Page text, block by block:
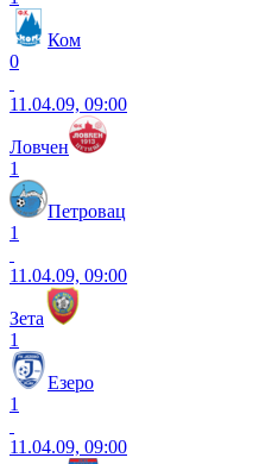
Ком
0
11.04.09, 09:00
Ловчен
1
Петровац
1
11.04.09, 09:00
Зета
1
Езеро
1
11.04.09, 09:00